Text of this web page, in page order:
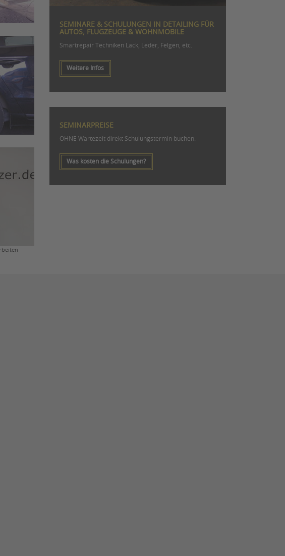
SEMINARE & SCHULUNGEN IN DETAILING FÜR
AUTOS, FLUGZEUGE & WOHNMOBILE
Smartrepair Techniken Lack, Leder, Felgen, etc.
Weitere Infos
SEMINARPREISE
OHNE Wartezeit direkt Schulungstermin buchen.
Was kosten die Schulungen?